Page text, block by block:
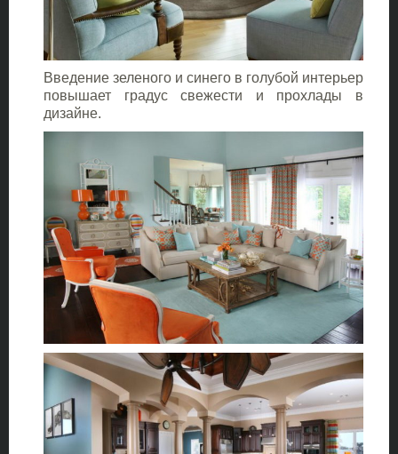
Введение зеленого и синего в голубой интерьер
повышает градус свежести и прохлады в
дизайне.